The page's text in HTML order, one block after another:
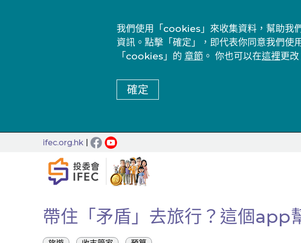
我們使用「cookies」來收集資料，幫助我
資訊。點擊「確定」，即代表你同意我們
「cookies」的 章節 。 你也可以在這裡更
確定
ifec.org.hk |
帶住「矛盾」去旅行？這個app